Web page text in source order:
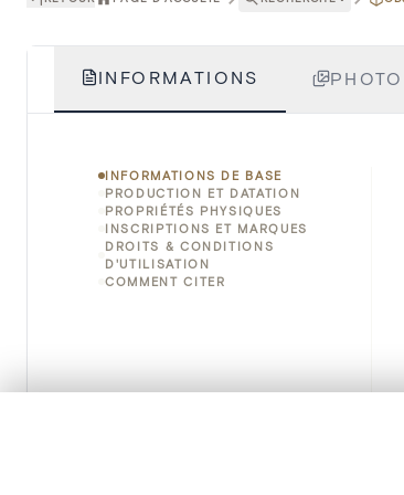
INFORMATIONS
INFORMATIONS DE BASE
PRODUCTION ET DATATION
PROPRIÉTÉS PHYSIQUES
INSCRIPTIONS ET MARQUES
DROITS & CONDITIONS
D'UTILISATION
COMMENT CITER